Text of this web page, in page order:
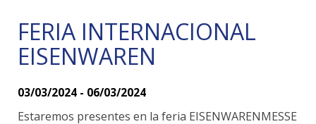
FERIAS
NEWS
FERIA INTERNACIONAL
EISENWAREN
03/03/2024 - 06/03/2024
Estaremos presentes en la feria EISENWARENMESSE